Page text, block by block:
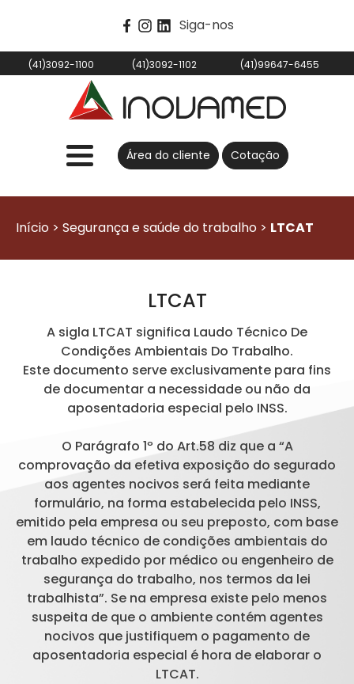
Siga-nos
(41)3092-1100 (41)3092-1102 (41)99647-6455
Área do cliente Cotação
Início > Segurança e saúde do trabalho > LTCAT
LTCAT
A sigla LTCAT significa Laudo Técnico De
Condições Ambientais Do Trabalho.
Este documento serve exclusivamente para fins
de documentar a necessidade ou não da
aposentadoria especial pelo INSS.
O Parágrafo 1º do Art.58 diz que a “A
comprovação da efetiva exposição do segurado
aos agentes nocivos será feita mediante
formulário, na forma estabelecida pelo INSS,
emitido pela empresa ou seu preposto, com base
em laudo técnico de condições ambientais do
trabalho expedido por médico ou engenheiro de
segurança do trabalho, nos termos da lei
trabalhista”. Se na empresa existe pelo menos
suspeita de que o ambiente contém agentes
nocivos que justifiquem o pagamento de
aposentadoria especial é hora de elaborar o
LTCAT.